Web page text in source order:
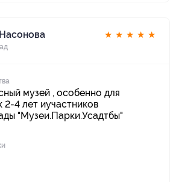
★ ★ ★ ★ ★
музей , особенно для
2-4 лет иучастников
"Музеи.Парки.Усадтбы"